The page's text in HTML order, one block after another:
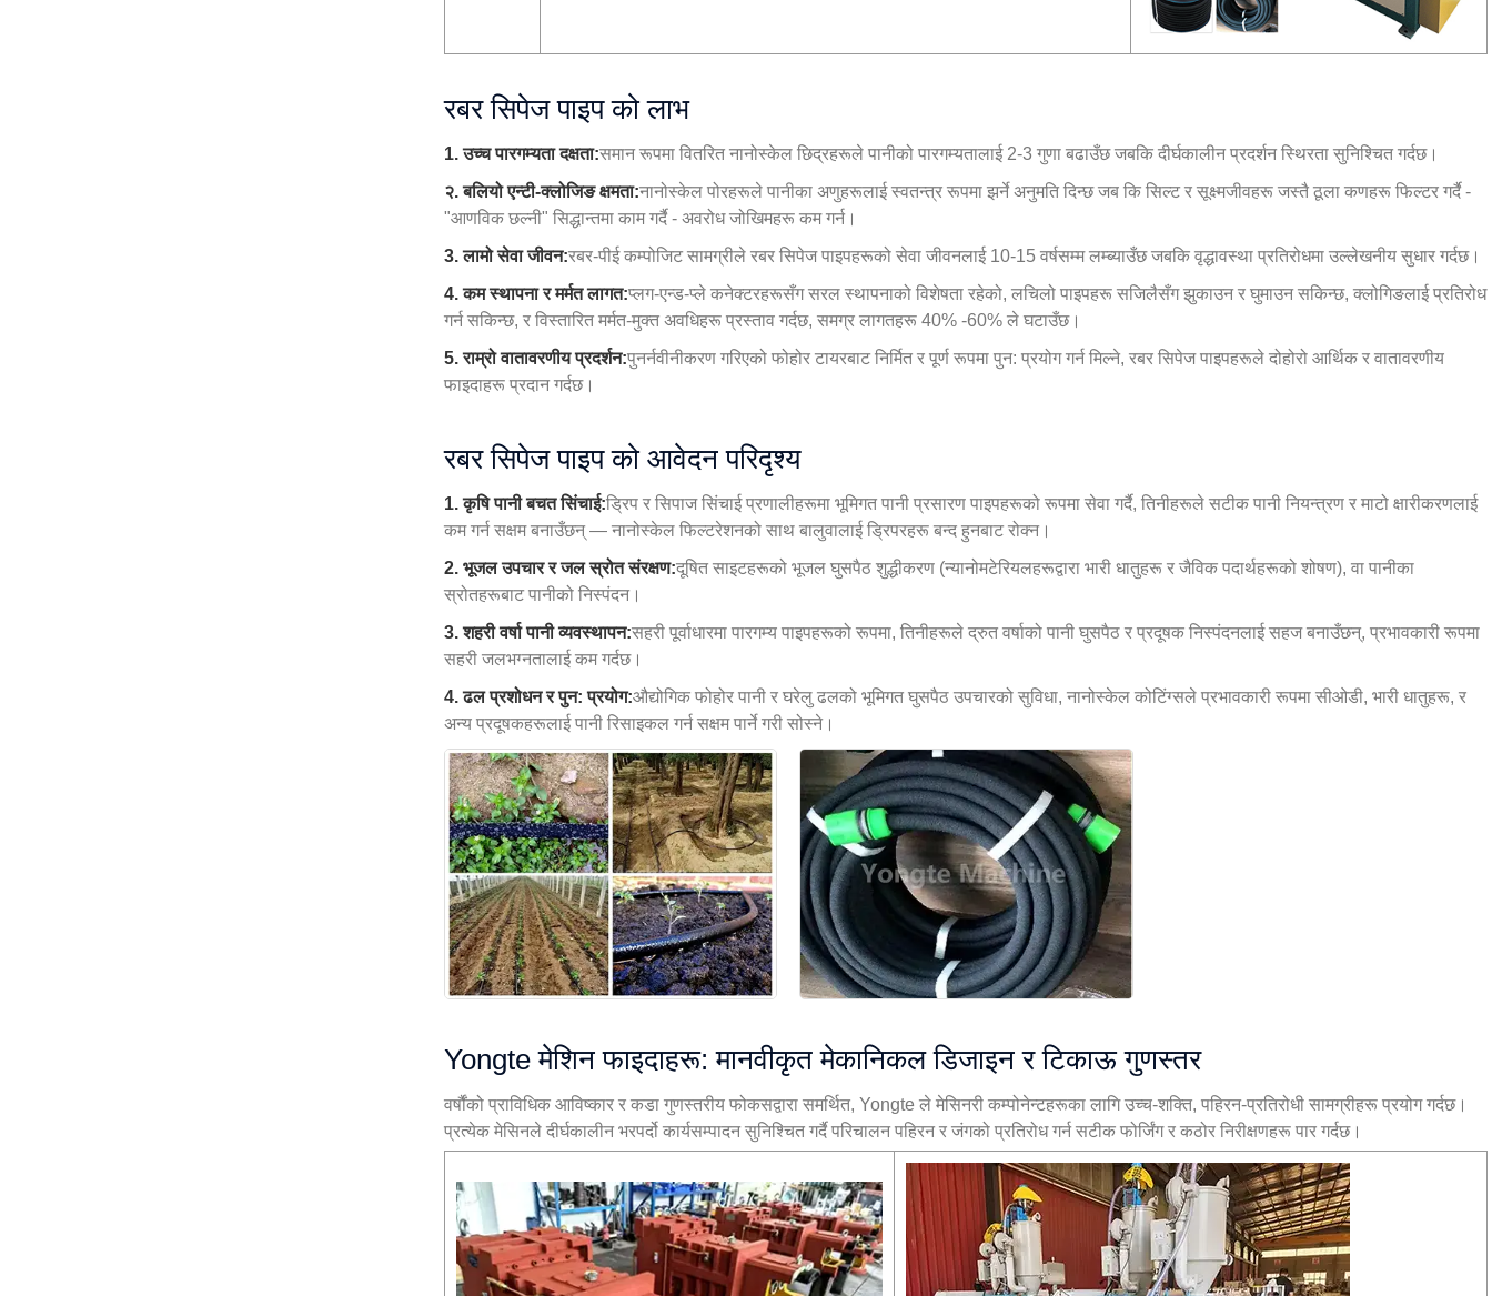
रबर सिपेज पाइप को लाभ
1. उच्च पारगम्यता दक्षता:समान रूपमा वितरित नानोस्केल छिद्रहरूले पानीको पारगम्यतालाई 2-3 गुणा बढाउँछ जबकि दीर्घकालीन प्रदर्शन स्थिरता सुनिश्चित गर्दछ।
२. बलियो एन्टी-क्लोजिङ क्षमता:नानोस्केल पोरहरूले पानीका अणुहरूलाई स्वतन्त्र रूपमा झर्ने अनुमति दिन्छ जब कि सिल्ट र सूक्ष्मजीवहरू जस्तै ठूला कणहरू फिल्टर गर्दै -
"आणविक छल्नी" सिद्धान्तमा काम गर्दै - अवरोध जोखिमहरू कम गर्न।
3. लामो सेवा जीवन:रबर-पीई कम्पोजिट सामग्रीले रबर सिपेज पाइपहरूको सेवा जीवनलाई 10-15 वर्षसम्म लम्ब्याउँछ जबकि वृद्धावस्था प्रतिरोधमा उल्लेखनीय सुधार गर्दछ।
4. कम स्थापना र मर्मत लागत:प्लग-एन्ड-प्ले कनेक्टरहरूसँग सरल स्थापनाको विशेषता रहेको, लचिलो पाइपहरू सजिलैसँग झुकाउन र घुमाउन सकिन्छ, क्लोगिङलाई प्रतिरोध
गर्न सकिन्छ, र विस्तारित मर्मत-मुक्त अवधिहरू प्रस्ताव गर्दछ, समग्र लागतहरू 40% -60% ले घटाउँछ।
5. राम्रो वातावरणीय प्रदर्शन:पुनर्नवीनीकरण गरिएको फोहोर टायरबाट निर्मित र पूर्ण रूपमा पुन: प्रयोग गर्न मिल्ने, रबर सिपेज पाइपहरूले दोहोरो आर्थिक र वातावरणीय
फाइदाहरू प्रदान गर्दछ।
रबर सिपेज पाइप को आवेदन परिदृश्य
1. कृषि पानी बचत सिंचाई:ड्रिप र सिपाज सिंचाई प्रणालीहरूमा भूमिगत पानी प्रसारण पाइपहरूको रूपमा सेवा गर्दै, तिनीहरूले सटीक पानी नियन्त्रण र माटो क्षारीकरणलाई
कम गर्न सक्षम बनाउँछन् — नानोस्केल फिल्टरेशनको साथ बालुवालाई ड्रिपरहरू बन्द हुनबाट रोक्न।
2. भूजल उपचार र जल स्रोत संरक्षण:दूषित साइटहरूको भूजल घुसपैठ शुद्धीकरण (न्यानोमटेरियलहरूद्वारा भारी धातुहरू र जैविक पदार्थहरूको शोषण), वा पानीका
स्रोतहरूबाट पानीको निस्पंदन।
3. शहरी वर्षा पानी व्यवस्थापन:सहरी पूर्वाधारमा पारगम्य पाइपहरूको रूपमा, तिनीहरूले द्रुत वर्षाको पानी घुसपैठ र प्रदूषक निस्पंदनलाई सहज बनाउँछन्, प्रभावकारी रूपमा
सहरी जलभग्नतालाई कम गर्दछ।
4. ढल प्रशोधन र पुन: प्रयोग:औद्योगिक फोहोर पानी र घरेलु ढलको भूमिगत घुसपैठ उपचारको सुविधा, नानोस्केल कोटिंग्सले प्रभावकारी रूपमा सीओडी, भारी धातुहरू, र
अन्य प्रदूषकहरूलाई पानी रिसाइकल गर्न सक्षम पार्ने गरी सोस्ने।
Yongte मेशिन फाइदाहरू: मानवीकृत मेकानिकल डिजाइन र टिकाऊ गुणस्तर
वर्षौंको प्राविधिक आविष्कार र कडा गुणस्तरीय फोकसद्वारा समर्थित, Yongte ले मेसिनरी कम्पोनेन्टहरूका लागि उच्च-शक्ति, पहिरन-प्रतिरोधी सामग्रीहरू प्रयोग गर्दछ।
प्रत्येक मेसिनले दीर्घकालीन भरपर्दो कार्यसम्पादन सुनिश्चित गर्दै परिचालन पहिरन र जंगको प्रतिरोध गर्न सटीक फोर्जिंग र कठोर निरीक्षणहरू पार गर्दछ।